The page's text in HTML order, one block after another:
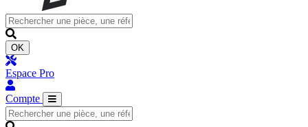
OK
Espace Pro
Compte